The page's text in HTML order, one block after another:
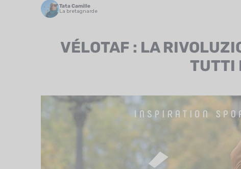
Tata Camille
La bretagnarde
VÉLOTAF : LA
TUTTI